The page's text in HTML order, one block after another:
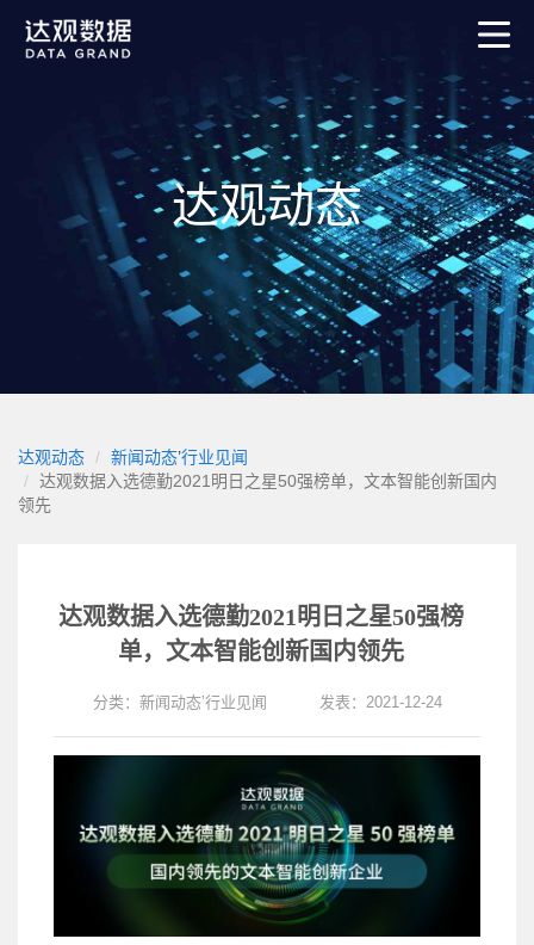
达观动态
达观动态 新闻动态’行业见闻
达观数据入选德勤2021明日之星50强榜单，文本智能创新国内
领先
达观数据入选德勤2021明日之星50强榜
单，文本智能创新国内领先
分类： 新闻动态’行业见闻 发表：2021-12-24